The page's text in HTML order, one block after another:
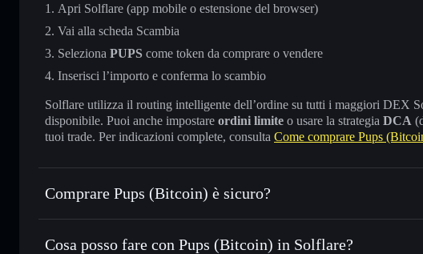
Apri Solflare (app mobile o estensione del browser)
Vai alla scheda Scambia
Seleziona PUPS come token da comprare o vendere
Inserisci l’importo e conferma lo scambio
Solflare utilizza il routing intelligente dell’ordine su tutti i maggiori DEX
disponibile. Puoi anche impostare ordini limite o usare la strategia DCA
tuoi trade. Per indicazioni complete, consulta Come comprare Pups
Comprare Pups (Bitcoin) è sicuro?
Pups (Bitcoin) token verificato
Cosa posso fare con Pups (Bitcoin) in Solflare?